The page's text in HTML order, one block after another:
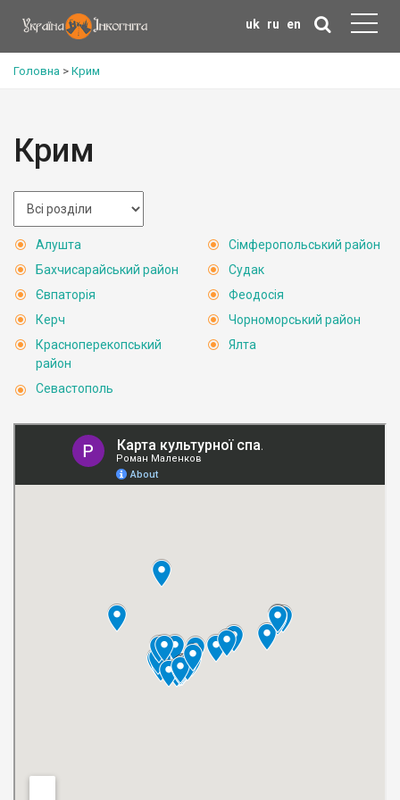
uk ru en
Головна > Крим
Крим
Алушта
Бахчисарайський район
Євпаторія
Керч
Красноперекопський
район
Севастополь
Сімферопольський район
Судак
Феодосія
Чорноморський район
Ялта